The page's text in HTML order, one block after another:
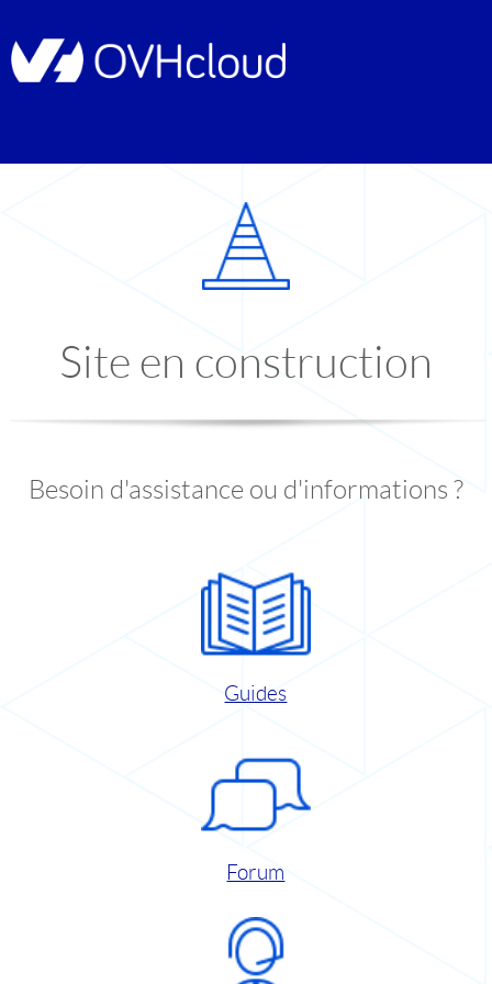
Site en construction
Besoin d'assistance ou d'informations ?
Guides
Forum